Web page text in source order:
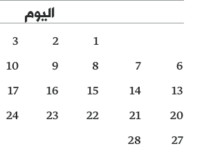
اليوم
1
2
3
6
7
8
9
10
13
14
15
16
17
20
21
22
23
24
27
28